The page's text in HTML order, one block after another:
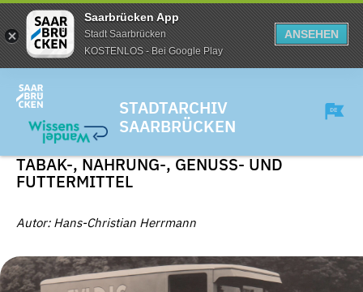
Saarbrücken App
Stadt Saarbrücken
KOSTENLOS - Bei Google Play
ANSEHEN
STADTARCHIV
SAARBRÜCKEN
TABAK-, NAHRUNG-, GENUSS- UND
FUTTERMITTEL
Autor: Hans-Christian Herrmann